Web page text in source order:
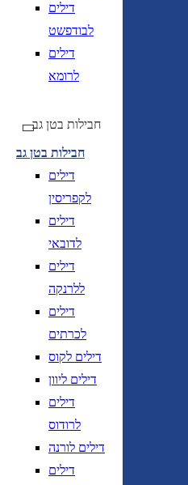
דילים
לבודפשט
דילים
לרומא
חבילות בטן גב
חבילות בטן גב
דילים
לקפריסין
דילים
לדובאי
דילים
ללרנקה
דילים
לכרתים
דילים לקוס
דילים ליוון
דילים
לרודוס
דילים לורנה
דילים